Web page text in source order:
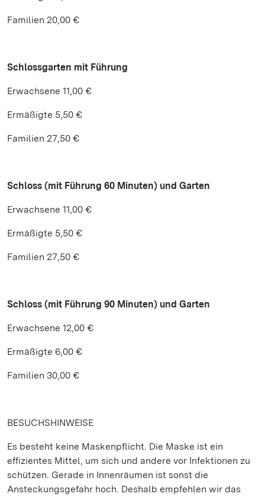
Familien 20,00 €
Schlossgarten mit Führung
Erwachsene 11,00 €
Ermäßigte 5,50 €
Familien 27,50 €
Schloss (mit Führung 60 Minuten) und Garten
Erwachsene 11,00 €
Ermäßigte 5,50 €
Familien 27,50 €
Schloss (mit Führung 90 Minuten) und Garten
Erwachsene 12,00 €
Ermäßigte 6,00 €
Familien 30,00 €
BESUCHSHINWEISE
Es besteht keine Maskenpflicht. Die Maske ist ein
effizientes Mittel, um sich und andere vor Infektionen zu
schützen. Gerade in Innenräumen ist sonst die
Ansteckungsgefahr hoch. Deshalb empfehlen wir das